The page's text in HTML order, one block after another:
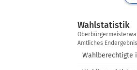
Wahlstatistik
Wahlstatistik
Amtliches Endergebnis
Wahlberechtigte